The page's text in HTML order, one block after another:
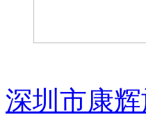
深圳市康